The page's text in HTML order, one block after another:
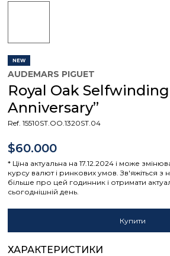
NEW
AUDEMARS PIGUET
Royal Oak
Anniversary”
Ref. 15510ST.OO.1320ST.04
$60.000
* Ціна актуальна на 17.12.2024 і може
курсу валют і ринкових умов. Зв'яжіться з
більше про цей годинник і отримати
сьогоднішній день.
Купити
ХАРАКТЕРИСТИКИ